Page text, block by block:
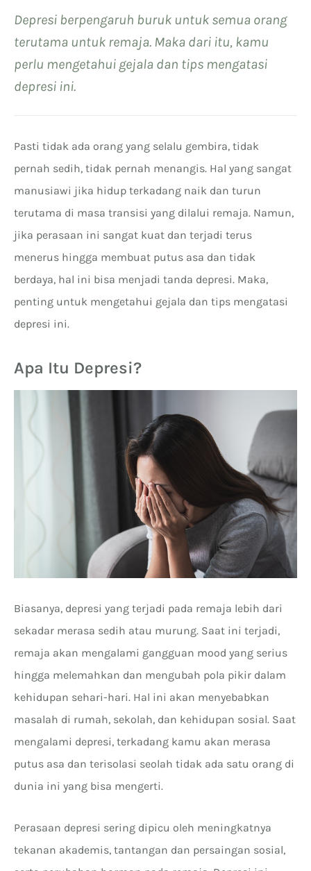
Depresi berpengaruh buruk untuk semua orang
terutama untuk remaja. Maka dari itu, kamu
perlu mengetahui gejala dan tips mengatasi
depresi ini.
Pasti tidak ada orang yang selalu gembira, tidak
pernah sedih, tidak pernah menangis. Hal yang sangat
manusiawi jika hidup terkadang naik dan turun
terutama di masa transisi yang dilalui remaja. Namun,
jika perasaan ini sangat kuat dan terjadi terus
menerus hingga membuat putus asa dan tidak
berdaya, hal ini bisa menjadi tanda depresi. Maka,
penting untuk mengetahui gejala dan tips mengatasi
depresi ini.
Apa Itu Depresi?
Biasanya, depresi yang terjadi pada remaja lebih dari
sekadar merasa sedih atau murung. Saat ini terjadi,
remaja akan mengalami gangguan mood yang serius
hingga melemahkan dan mengubah pola pikir dalam
kehidupan sehari-hari. Hal ini akan menyebabkan
masalah di rumah, sekolah, dan kehidupan sosial. Saat
mengalami depresi, terkadang kamu akan merasa
putus asa dan terisolasi seolah tidak ada satu orang di
dunia ini yang bisa mengerti.
Perasaan depresi sering dipicu oleh meningkatnya
tekanan akademis, tantangan dan persaingan sosial,